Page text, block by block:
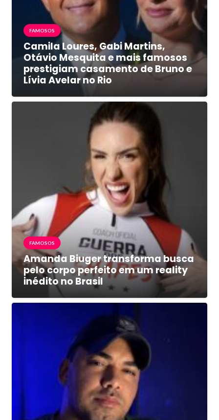
FAMOSOS
Camila Loures, Gabi Martins,
Otávio Mesquita e mais famosos
prestigiam casamento de Bruno e
Lívia Avelar no Rio
FAMOSOS
Amanda Biuger transforma busca
pelo corpo perfeito em um reality
inédito no Brasil